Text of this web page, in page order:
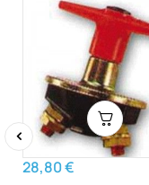
28,80 €